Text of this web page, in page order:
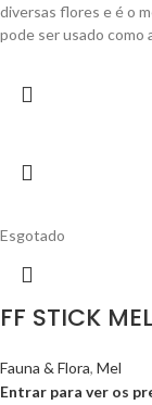
diversas flores e é o
pode ser usado como
Esgotado
FF STICK
Fauna & Flora, Mel
Entrar para ver os